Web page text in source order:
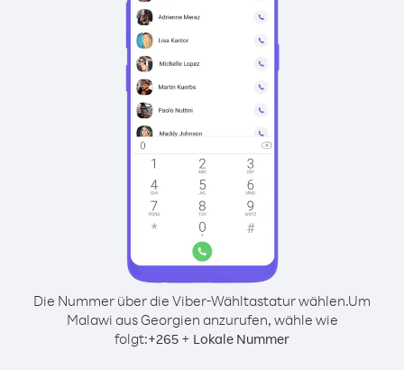
Die Nummer über die Viber-Wähltastatur wählen.Um
Malawi aus Georgien anzurufen, wähle wie
folgt:+265 + Lokale Nummer